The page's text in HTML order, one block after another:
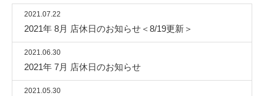
2021.07.22
2021年 8月 店休日のお知らせ＜8/19更新＞
2021.06.30
2021年 7月 店休日のお知らせ
2021.05.30